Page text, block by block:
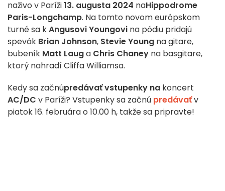
naživo v Paríži13. augusta 2024 naHippodrome
Paris-Longchamp. Na tomto novom európskom
turné sa kAngusovi Youngovi na pódiu pridajú
spevák Brian Johnson, Stevie Young na gitare,
bubeník Matt Lauga Chris Chaney na basgitare,
ktorý nahradí Cliffa Williamsa.
Kedy sa začnúpredávať vstupenky na koncert
AC/DC v Paríži? Vstupenky sa začnú predávaťv
piatok 16. februára o 10.00 h, takže sa pripravte!